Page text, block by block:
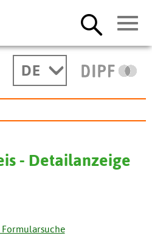
DE
- Detailanzeige
Formularsuche